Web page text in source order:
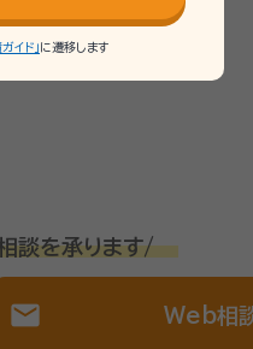
【完全無料】。【横浜駅徒歩5分
件。豊富な相談実績で安心し
談を承ります/
mail Web相
イド」に遷移します